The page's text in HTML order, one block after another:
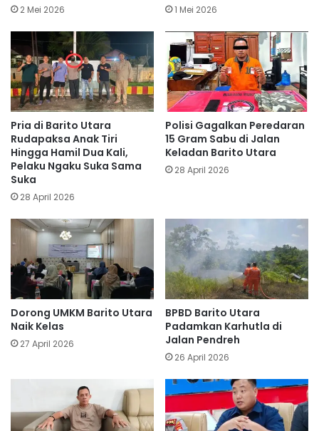
2 Mei 2026 1 Mei 2026
Pria di Barito Utara
Rudapaksa Anak Tiri
Hingga Hamil Dua Kali,
Pelaku Ngaku Suka Sama
Suka
28 April 2026
Polisi Gagalkan Peredaran
15 Gram Sabu di Jalan
Keladan Barito Utara
28 April 2026
Dorong UMKM Barito Utara
Naik Kelas
27 April 2026
BPBD Barito Utara
Padamkan Karhutla di
Jalan Pendreh
26 April 2026